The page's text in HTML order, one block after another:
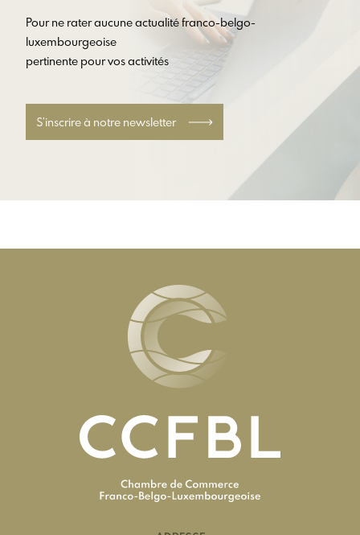
Pour ne rater aucune actualité franco-belgo-
luxembourgeoise
pertinente pour vos activités
S’inscrire à notre newsletter